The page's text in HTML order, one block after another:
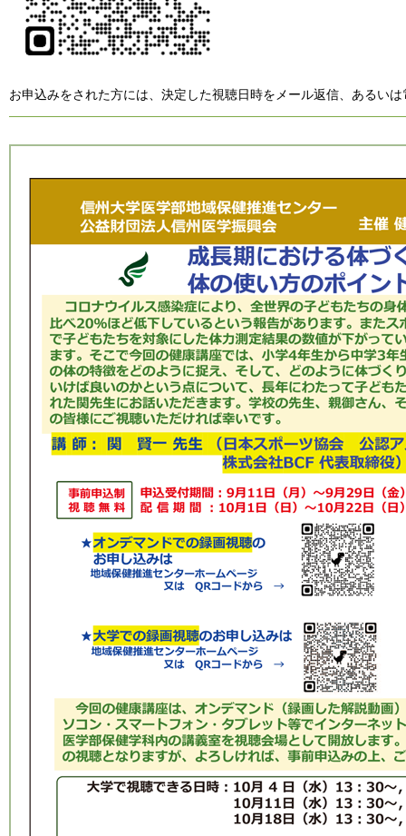
お申込みをされた方には、決定した視聴日時をメール返信、あるい